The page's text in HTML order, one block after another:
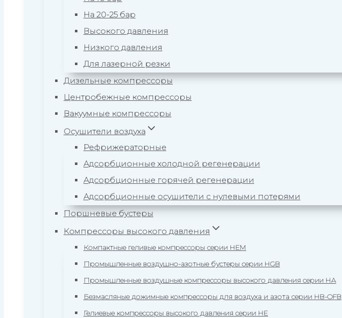
На 20-25 бар
Высокого давления
Низкого давления
Для лазерной резки
Дизельные компрессоры
Центробежные компрессоры
Вакуумные компрессоры
Осушители воздуха
Рефрижераторные
Адсорбционные холодной регенерации
Адсорбционные горячей регенерации
Адсорбционные осушители с нулевыми потерями
Поршневые бустеры
Компрессоры высокого давления
Компактные геливые компрессоры серии HEM
Промышленные воздушно-азотные бустеры серии HGB
Промышленные воздушные компрессоры высокого давления серии HA
Безмасляные дожимные компрессоры для воздуха и азота серии HB-OFB
Гелиевые компрессоры высокого давления серии HE